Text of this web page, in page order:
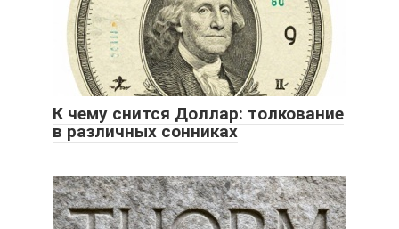
К чему снится Доллар: толкование
в различных сонниках